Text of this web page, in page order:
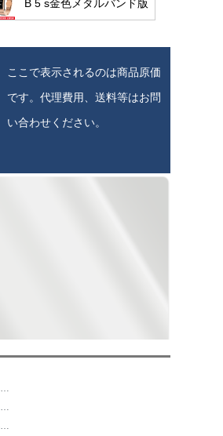
B 5 s金色メタルバンド版
ここで表示されるのは商品原価
です。代理費用、送料等はお問
い合わせください。
店舗：スカイユニオン・カノン旗艦店
明るさは自動調節します。明るさは調節できません。
健康機能：睡眠モニタリング、心臓健康管理機能、長時間座って注意する